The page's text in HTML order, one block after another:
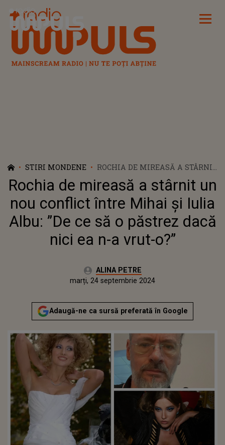
Radio Impuls
STIRI MONDENE
ROCHIA DE MIREASĂ A STÂRNIT
UN NOU CONFLICT ÎNTRE
MIHAI ȘI IULIA ALBU: ”DE CE SĂ
O PĂSTREZ DACĂ NICI EA N-A
VRUT-O?”
Rochia de mireasă a stârnit un
nou conflict între Mihai și Iulia
Albu: ”De ce să o păstrez dacă
nici ea n-a vrut-o?”
Autor:ALINA PETRE
Publicat:
marți, 24 septembrie 2024
Adaugă-ne ca sursă preferată în Google